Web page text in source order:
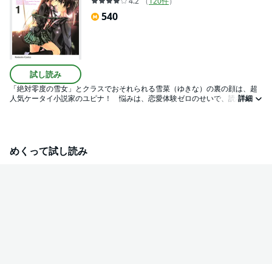
試し読み
540
「絶対零度の雪女」とクラスでおそれられる雪菜（ゆきな）の裏の顔は、超
人気ケータイ小説家のユピナ！ 悩みは、恋愛体験ゼロのせいで、読者が期
詳細
めくって試し読み